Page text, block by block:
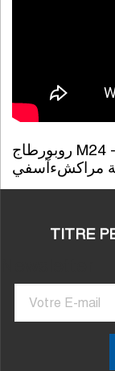
روبورطاج M24 - تامنصورت تحتضن افتتاح مدينة المهن
مراكشءآسفي
TITRE
Courriel